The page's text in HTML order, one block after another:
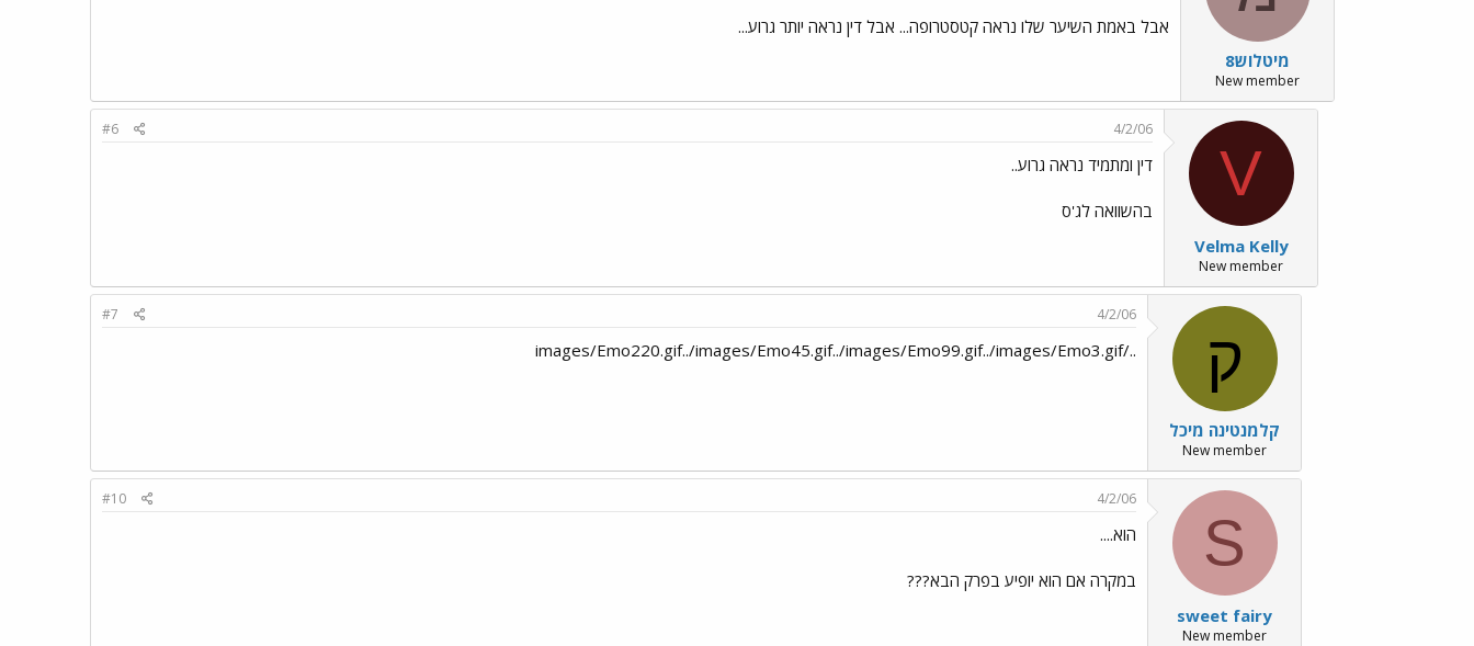
מיטלוש8
New member
אבל באמת השיער שלו נראה קטסטרופה... אבל דין נראה יותר גרוע...
V
Velma Kelly
New member
4/2/06
#6
דין ומתמיד נראה גרוע..
בהשוואה לג'ס
ק
קלמנטינה מיכל
New member
4/2/06
#7
../images/Emo220.gif../images/Emo45.gif../images/Emo99.gif../images/Emo3.gif
S
sweet fairy
New member
4/2/06
#10
הוא....
במקרה אם הוא יופיע בפרק הבא???